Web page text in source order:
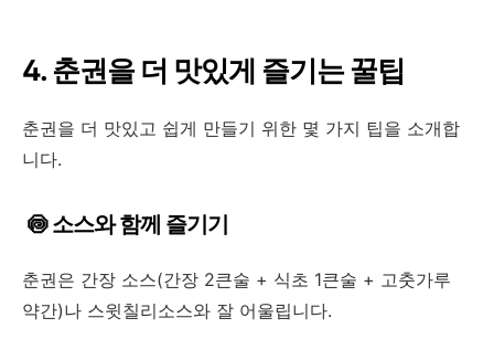
4. 춘권을 더 맛있게 즐기는 꿀팁
춘권을 더 맛있고 쉽게 만들기 위한 몇 가지 팁을 소개합
니다.
🍥 소스와 함께 즐기기
춘권은 간장 소스(간장 2큰술 + 식초 1큰술 + 고춧가루
약간)나 스윗칠리소스와 잘 어울립니다.